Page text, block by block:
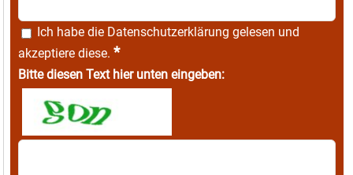
Ich habe die Datenschutzerklärung gelesen und
akzeptiere diese. *
Bitte diesen Text hier unten eingeben: